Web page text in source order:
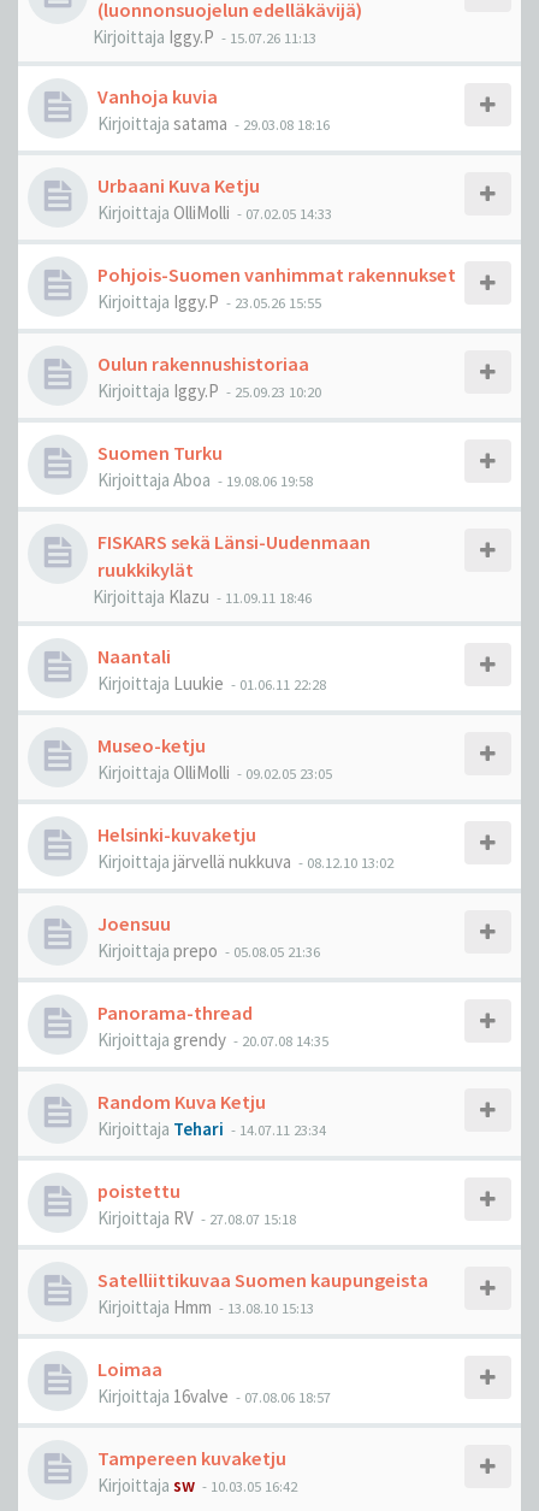
(luonnonsuojelun edelläkävijä)
Kirjoittaja Iggy.P - 15.07.26 11:13
Vanhoja kuvia
Kirjoittaja satama - 29.03.08 18:16
Urbaani Kuva Ketju
Kirjoittaja OlliMolli - 07.02.05 14:33
Pohjois-Suomen vanhimmat rakennukset
Kirjoittaja Iggy.P - 23.05.26 15:55
Oulun rakennushistoriaa
Kirjoittaja Iggy.P - 25.09.23 10:20
Suomen Turku
Kirjoittaja Aboa - 19.08.06 19:58
FISKARS sekä Länsi-Uudenmaan
ruukkikylät
Kirjoittaja Klazu - 11.09.11 18:46
Naantali
Kirjoittaja Luukie - 01.06.11 22:28
Museo-ketju
Kirjoittaja OlliMolli - 09.02.05 23:05
Helsinki-kuvaketju
Kirjoittaja järvellä nukkuva - 08.12.10 13:02
Joensuu
Kirjoittaja prepo - 05.08.05 21:36
Panorama-thread
Kirjoittaja grendy - 20.07.08 14:35
Random Kuva Ketju
Kirjoittaja Tehari - 14.07.11 23:34
poistettu
Kirjoittaja RV - 27.08.07 15:18
Satelliittikuvaa Suomen kaupungeista
Kirjoittaja Hmm - 13.08.10 15:13
Loimaa
Kirjoittaja 16valve - 07.08.06 18:57
Tampereen kuvaketju
Kirjoittaja sw - 10.03.05 16:42